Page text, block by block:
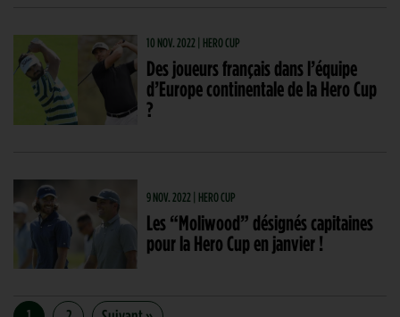
10 NOV. 2022 | HERO CUP
Des joueurs français dans l’équipe
d’Europe continentale de la Hero Cup
?
9 NOV. 2022 | HERO CUP
Les “Moliwood” désignés capitaines
pour la Hero Cup en janvier !